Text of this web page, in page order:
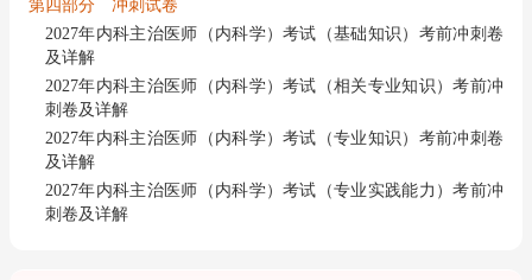
第四部分 冲刺试卷
2027年内科主治医师（内科学）考试（基础知识）考前冲刺卷
及详解
2027年内科主治医师（内科学）考试（相关专业知识）考前冲
刺卷及详解
2027年内科主治医师（内科学）考试（专业知识）考前冲刺卷
及详解
2027年内科主治医师（内科学）考试（专业实践能力）考前冲
刺卷及详解